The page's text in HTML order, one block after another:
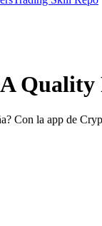
Con la app de